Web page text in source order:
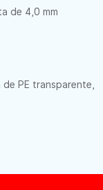
de 4,0 mm
PE transparente,